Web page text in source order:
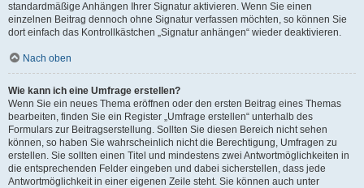
standardmäßige Anhängen Ihrer Signatur aktivieren. Wenn Sie einen
einzelnen Beitrag dennoch ohne Signatur verfassen möchten, so können Sie
dort einfach das Kontrollkästchen „Signatur anhängen“ wieder deaktivieren.
Nach oben
Wie kann ich eine Umfrage erstellen?
Wenn Sie ein neues Thema eröffnen oder den ersten Beitrag eines Themas
bearbeiten, finden Sie ein Register „Umfrage erstellen“ unterhalb des
Formulars zur Beitragserstellung. Sollten Sie diesen Bereich nicht sehen
können, so haben Sie wahrscheinlich nicht die Berechtigung, Umfragen zu
erstellen. Sie sollten einen Titel und mindestens zwei Antwortmöglichkeiten in
die entsprechenden Felder eingeben und dabei sicherstellen, dass jede
Antwortmöglichkeit in einer eigenen Zeile steht. Sie können auch unter